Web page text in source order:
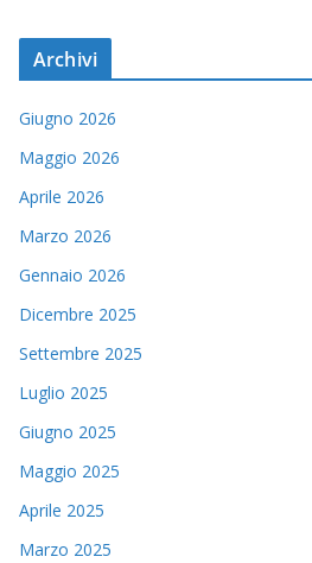
Archivi
Giugno 2026
Maggio 2026
Aprile 2026
Marzo 2026
Gennaio 2026
Dicembre 2025
Settembre 2025
Luglio 2025
Giugno 2025
Maggio 2025
Aprile 2025
Marzo 2025